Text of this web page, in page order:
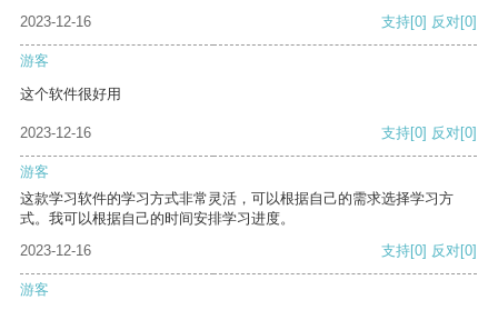
2023-12-16 支持[0] 反对[0]
游客
这个软件很好用
2023-12-16 支持[0] 反对[0]
游客
这款学习软件的学习方式非常灵活，可以根据自己的需求选择学习方
式。我可以根据自己的时间安排学习进度。
2023-12-16
支持[0] 反对[0]
游客